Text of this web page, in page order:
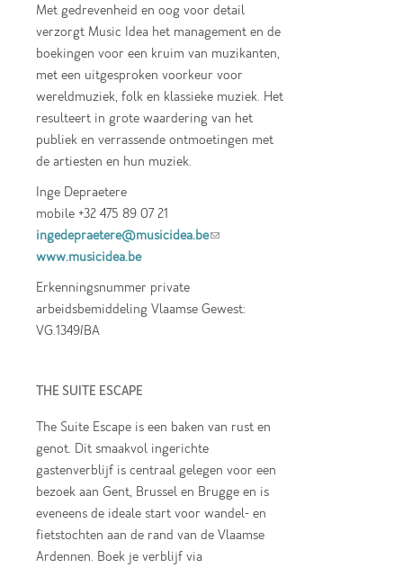
Met gedrevenheid en oog voor detail
verzorgt Music Idea het management en de
boekingen voor een kruim van muzikanten,
met een uitgesproken voorkeur voor
wereldmuziek, folk en klassieke muziek. Het
resulteert in grote waardering van het
publiek en verrassende ontmoetingen met
de artiesten en hun muziek.
Inge Depraetere
mobile +32 475 89 07 21
ingedepraetere@musicidea.be(link sends e-
www.musicidea.be
Erkenningsnummer private
arbeidsbemiddeling Vlaamse Gewest:
VG.1349/BA
THE SUITE ESCAPE
The Suite Escape is een baken van rust en
genot. Dit smaakvol ingerichte
gastenverblijf is centraal gelegen voor een
bezoek aan Gent, Brussel en Brugge en is
eveneens de ideale start voor wandel- en
fietstochten aan de rand van de Vlaamse
Ardennen. Boek je verblijf via